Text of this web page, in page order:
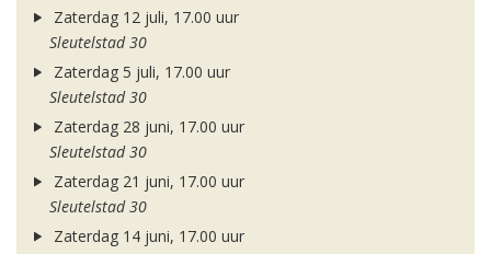
Zaterdag 12 juli, 17.00 uur
Sleutelstad 30
Zaterdag 5 juli, 17.00 uur
Sleutelstad 30
Zaterdag 28 juni, 17.00 uur
Sleutelstad 30
Zaterdag 21 juni, 17.00 uur
Sleutelstad 30
Zaterdag 14 juni, 17.00 uur